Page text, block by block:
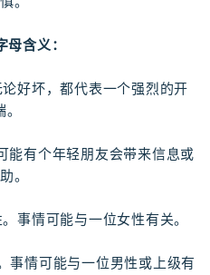
母含义：
好坏，都代表一个强烈的开
。
能有个年轻朋友会带来信息或
。
事情可能与一位女性有关。
事情可能与一位男性或上级有